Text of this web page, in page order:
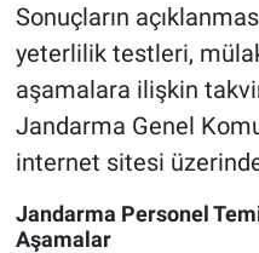
Sonuçların
yeterlilik testleri,
aşamalara ilişkin
Jandarma Genel
internet sitesi
Jandarma Personel
Aşamalar